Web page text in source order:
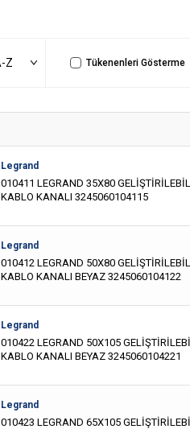
Tükenenleri Gösterme
Legrand
010411 LEGRAND 35X80
KABLO KANALI 3245060104115
Legrand
010412 LEGRAND 50X80
KABLO KANALI BEYAZ 3245060104122
Legrand
010422 LEGRAND 50X105
KABLO KANALI BEYAZ 3245060104221
Legrand
010423 LEGRAND 65X105